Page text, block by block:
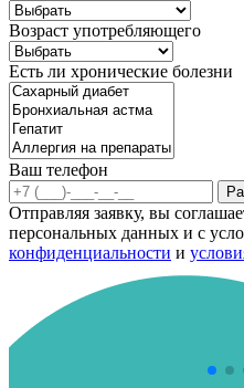
Возраст употребляющего
Есть ли хронические болезни
Ваш телефон
Отправляя заявку, вы
персональных данных и с
конфиденциальности и